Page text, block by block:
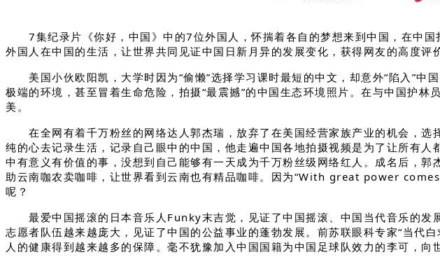
7集纪录片《你好，中国》中的7位外国人，怀揣着各自的梦想来到中国，在中国
外国人在中国的生活，让世界共同见证中国日新月异的发展变化，获得网友的高度评
美国小伙欧阳凯，大学时因为“偷懒”选择学习课时最短的中文，却意外“陷入”中
极端的环境，甚至冒着生命危险，拍摄“最震撼”的中国生态环境照片。在与中国护
美。
在全网有着千万粉丝的网络达人郭杰瑞，放弃了在美国经营家族产业的机会，选
纯的心去记录生活，记录自己眼中的中国，他走遍中国各地拍摄视频是为了让所有
中有意义有价值的事，没想到自己能够有一天成为千万粉丝级网络红人。成名后，
助云南咖农卖咖啡，让世界看到云南也有精品咖啡。因为“With great power
呢？
最爱中国摇滚的日本音乐人Funky末吉觉，见证了中国摇滚、中国当代音乐的发
志愿者队伍越来越庞大，见证了中国的公益事业的蓬勃发展。前苏联眼科专家“当代
人的健康得到越来越多的保障。毫不犹豫加入中国国籍为中国足球队效力的李可，向